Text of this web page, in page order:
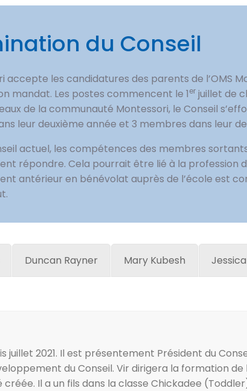
du Conseil
accepte les candidatures des parents de l’OMS
mandat. Les postes commencent le 1erjuillet de
de la communauté Montessori, le Conseil
leur deuxième année et 3 membres dans leur
actuel, les compétences des membres
répondre. Cela pourrait être lié à la profession
antérieur en bénévolat auprès de l’école est
Duncan Rayner Mary Kubesh
juillet 2021. Il est présentement Président du
du Conseil. Vir dirigera la formation de
Il a un fils dans la classe Chickadee